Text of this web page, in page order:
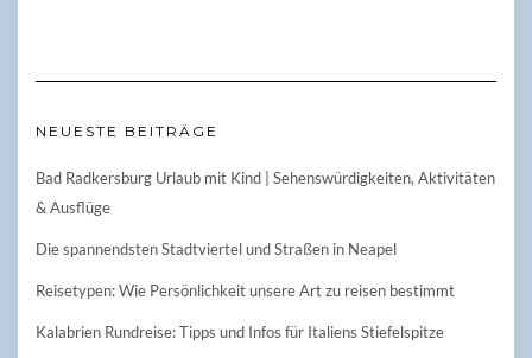
NEUESTE BEITRÄGE
Bad Radkersburg Urlaub mit Kind | Sehenswürdigkeiten, Aktivitäten
& Ausflüge
Die spannendsten Stadtviertel und Straßen in Neapel
Reisetypen: Wie Persönlichkeit unsere Art zu reisen bestimmt
Kalabrien Rundreise: Tipps und Infos für Italiens Stiefelspitze